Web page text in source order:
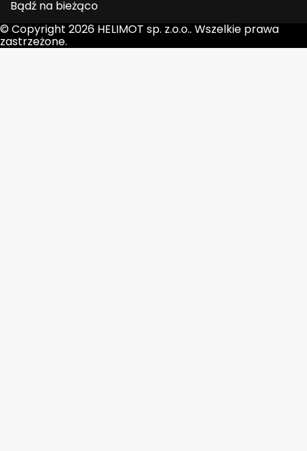
Bądź na bieżąco
© Copyright 2026 HELIMOT sp. z.o.o.. Wszelkie prawa
zastrzeżone.